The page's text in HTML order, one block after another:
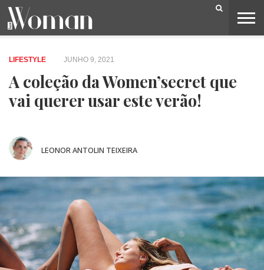
BELEZA
CAPA
LIFESTYLE
MODA
OPINIÃO
PESSOAS
SOCIEDADE
VIDEOS
LIFESTYLE JUNHO 9, 2021
A coleção da Women’secret que
vai querer usar este verão!
LEONOR ANTOLIN TEIXEIRA